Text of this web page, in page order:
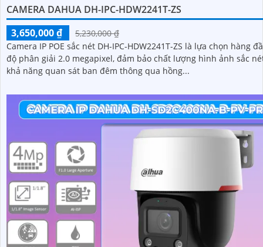
CAMERA DAHUA DH-IPC-HDW2241T-ZS
3,650,000 ₫
5,230,000 ₫
Camera IP POE sắc nét DH-IPC-HDW2241T-ZS là lựa chọn hàng
độ phân giải 2.0 megapixel, đảm bảo chất lượng hình ảnh sắc nét.
khả năng quan sát ban đêm thông qua hồng...